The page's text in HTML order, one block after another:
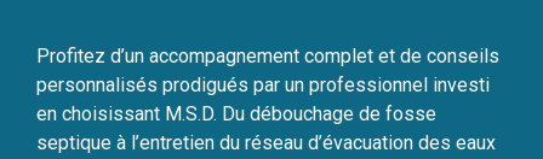
Profitez d’un accompagnement complet et de conseils
personnalisés prodigués par un professionnel investi
en choisissant M.S.D. Du débouchage de fosse
septique à l’entretien du réseau d’évacuation des eaux